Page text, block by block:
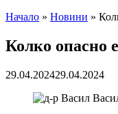
Начало » Новини »
Колко опасно
29.04.202429.04.2024